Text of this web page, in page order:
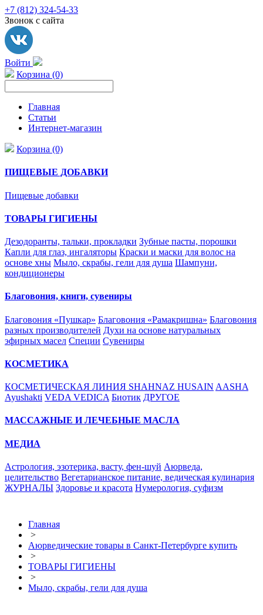
+7 (812) 324-54-33
Звонок с сайта
Войти
Корзина (0)
Главная
Статьи
Интернет-магазин
Корзина (0)
ПИЩЕВЫЕ ДОБАВКИ
Пищевые добавки
ТОВАРЫ ГИГИЕНЫ
Дезодоранты, тальки, прокладки Зубные пасты, порошки
Капли для глаз, ингаляторы Краски и маски для волос на
основе хны Мыло, скрабы, гели для душа Шампуни,
кондиционеры
Благовония, книги, сувениры
Благовония «Пушкар» Благовония «Рамакришна» Благовония
разных производителей Духи на основе натуральных
эфирных масел Специи Сувениры
КОСМЕТИКА
КОСМЕТИЧЕСКАЯ ЛИНИЯ SHAHNAZ HUSAIN AASHA
Ayushakti VEDA VEDICA Биотик ДРУГОЕ
МАССАЖНЫЕ И ЛЕЧЕБНЫЕ МАСЛА
МЕДИА
Астрология, эзотерика, васту, фен-шуй Аюрведа,
целительство Вегетарианское питание, ведическая кулинария
ЖУРНАЛЫ Здоровье и красота Нумерология, суфизм
Главная
>
Аюрведические товары в Санкт-Петербурге купить
>
ТОВАРЫ ГИГИЕНЫ
>
Мыло, скрабы, гели для душа